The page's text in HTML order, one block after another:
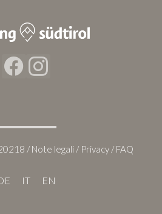
FacebookInstagram
/ Note legali / Privacy / FAQ
IT EN